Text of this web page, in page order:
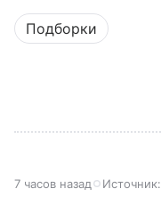
Подборки
7 часов назад Источник: